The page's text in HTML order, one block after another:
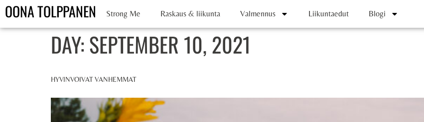
OONA TOLPPANEN Strong Me Raskaus & liikunta Valmennus Liikuntaedut Blogi
DAY:SEPTEMBER 10, 2021
HYVINVOIVAT VANHEMMAT